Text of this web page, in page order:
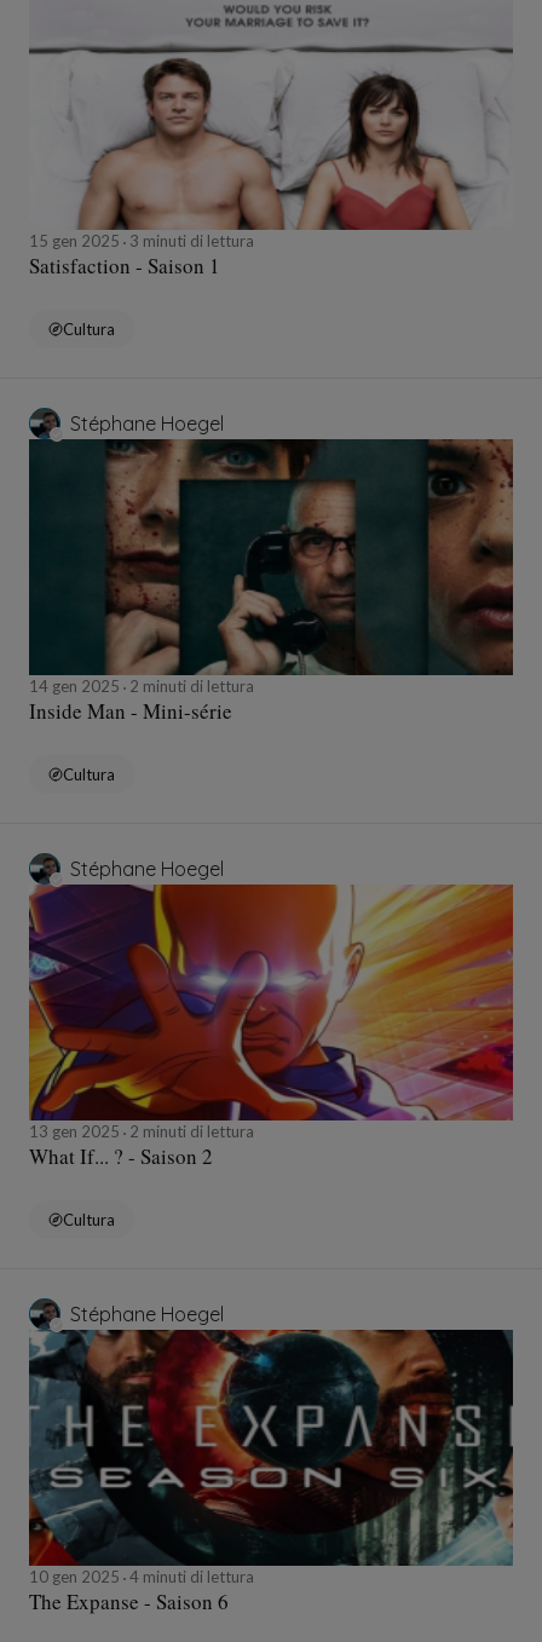
15 gen 2025 3 minuti di lettura
Satisfaction - Saison 1
Cultura
Stéphane Hoegel
14 gen 2025 2 minuti di lettura
Inside Man - Mini-série
Cultura
Stéphane Hoegel
13 gen 2025 2 minuti di lettura
What If... ? - Saison 2
Cultura
Stéphane Hoegel
10 gen 2025 4 minuti di lettura
The Expanse - Saison 6